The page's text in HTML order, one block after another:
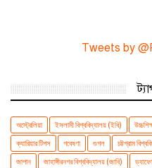
Tweets by
অস্ট্রেলিয়া ইসলামী বিশ্ববিদ্যালয় (ইবি)
ক্যারিয়ার টিপস
গবেষণা গুগল চট্টগ্রাম
জাপান
জাহাঙ্গীরনগর বিশ্ববিদ্যালয় (জাবি)